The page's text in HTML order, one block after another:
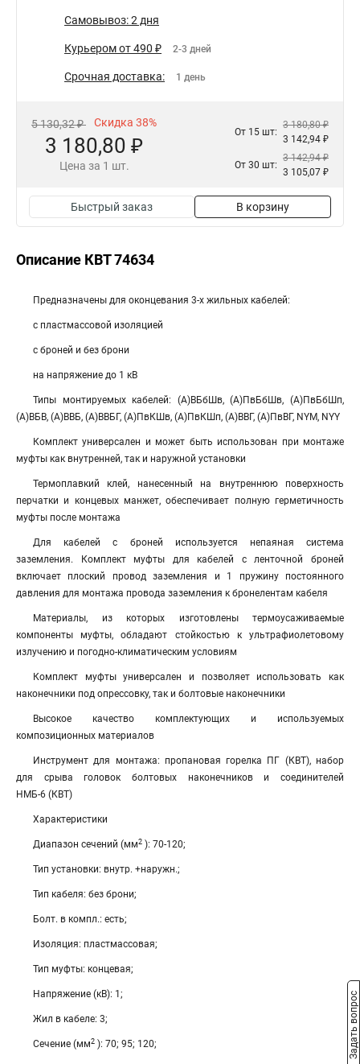
Самовывоз: 2 дня
Курьером от 490 ₽ 2-3 дней
Срочная доставка: 1 день
5 130,32 ₽ Скидка 38%
3 180,80 ₽
Цена за 1 шт.
От 15 шт:
3 180,80 ₽
3 142,94 ₽
От 30 шт:
3 142,94 ₽
3 105,07 ₽
Быстрый заказ В корзину
Описание КВТ 74634
Предназначены для оконцевания 3-х жильных кабелей:
с пластмассовой изоляцией
с броней и без брони
на напряжение до 1 кВ
Типы монтируемых кабелей: (А)ВБбШв, (А)ПвБбШв, (А)ПвБбШп,
(А)ВБВ, (А)ВВБ, (А)ВВБГ, (А)ПвКШв, (А)ПвКШп, (А)ВВГ, (А)ПвВГ, NYM, NYY
Комплект универсален и может быть использован при монтаже
муфты как внутренней, так и наружной установки
Термоплавкий клей, нанесенный на внутреннюю поверхность
перчатки и концевых манжет, обеспечивает полную герметичность
муфты после монтажа
Для кабелей с броней используется непаяная система
заземления. Комплект муфты для кабелей с ленточной броней
включает плоский провод заземления и 1 пружину постоянного
давления для монтажа провода заземления к бронелентам кабеля
Материалы, из которых изготовлены термоусаживаемые
компоненты муфты, обладают стойкостью к ультрафиолетовому
излучению и погодно-климатическим условиям
Комплект муфты универсален и позволяет использовать как
наконечники под опрессовку, так и болтовые наконечники
Высокое качество комплектующих и используемых
композиционных материалов
Инструмент для монтажа: пропановая горелка ПГ (КВТ), набор
для срыва головок болтовых наконечников и соединителей
НМБ-6 (КВТ)
Характеристики
Диапазон сечений (мм2 ): 70-120;
Тип установки: внутр. +наружн.;
Тип кабеля: без брони;
Болт. в компл.: есть;
Изоляция: пластмассовая;
Тип муфты: концевая;
Напряжение (кВ): 1;
Жил в кабеле: 3;
Сечение (мм2 ): 70; 95; 120; Задать вопрос